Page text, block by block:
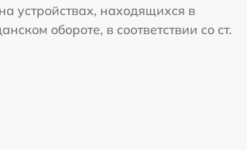
устройствах, находящихся в
обороте, в соответствии со ст.